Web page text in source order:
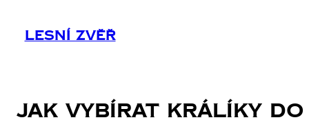
Lesní Zvěř
Jak vybírat králíky do